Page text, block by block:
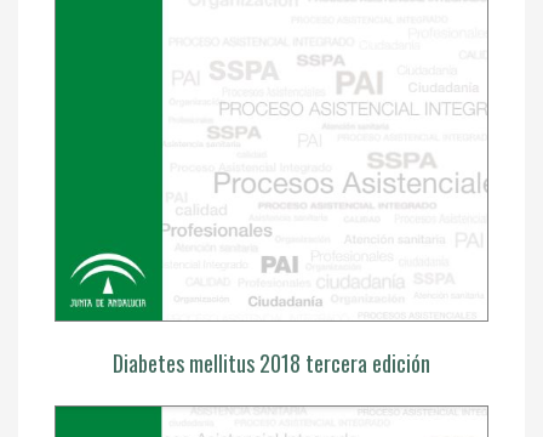
Diabetes mellitus 2018 tercera edición